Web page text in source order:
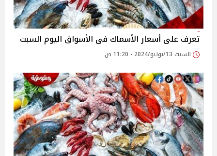
تعرف على أسعار الأسماك فى الأسواق اليوم السبت
السبت 13/يوليو/2024 - 11:20 ص